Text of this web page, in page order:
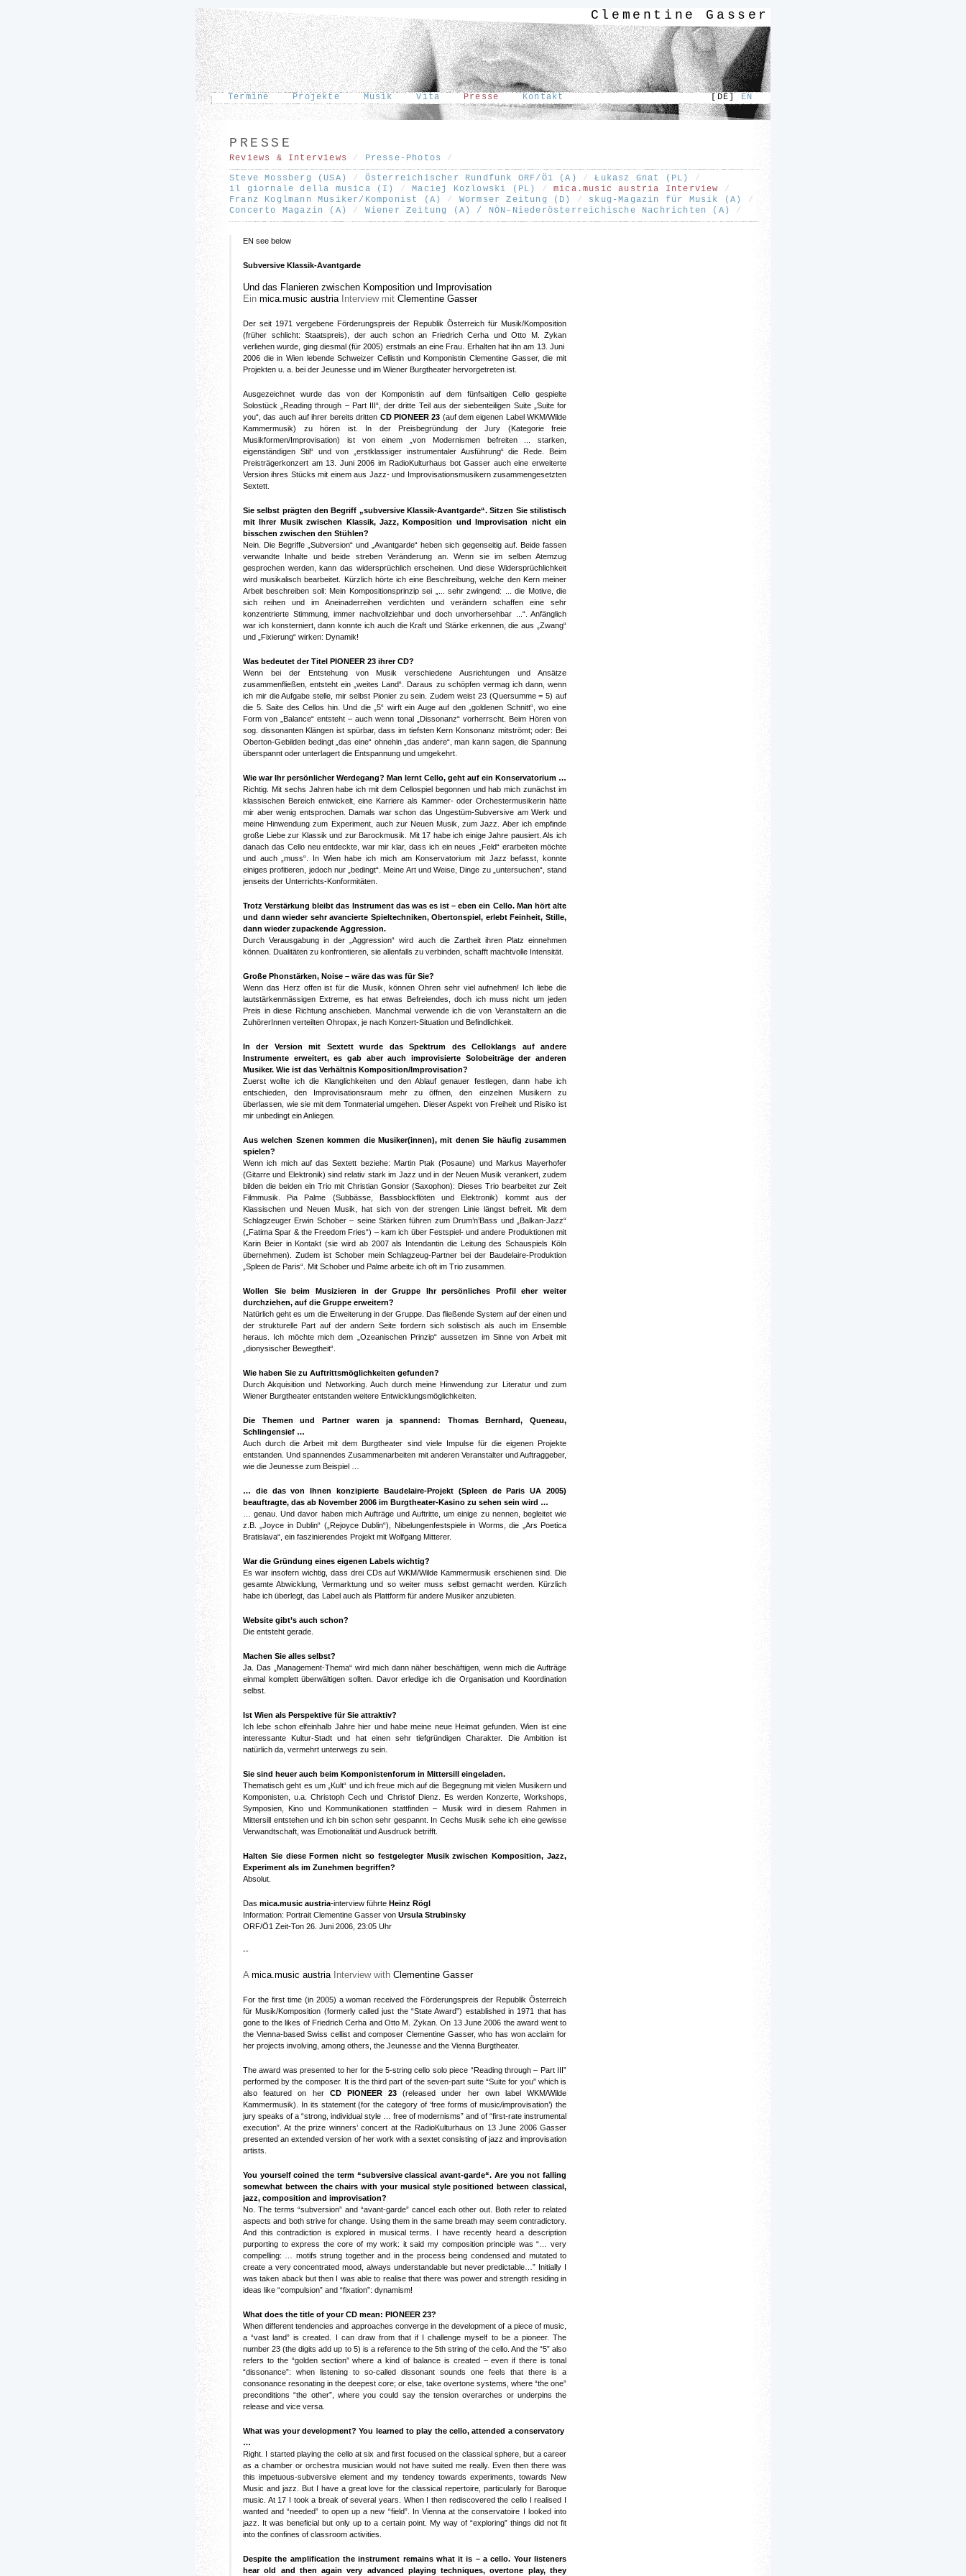
Clementine Gasser
Termine Projekte Musik Vita Presse Kontakt [DE] EN
PRESSE
Reviews & Interviews / Presse-Photos
/
Steve Mossberg (USA)
/ Österreichischer Rundfunk ORF/Ö1 (A) /Łukasz Gnat (PL)
/
il giornale della musica (I)
/Maciej Kozlowski (PL) /mica.music austria Interview
/
Franz Koglmann Musiker/Komponist (A)
/ Wormser Zeitung (D) / skug-Magazin für Musik (A)
/
Concerto Magazin (A)
/ Wiener Zeitung (A) / NÖN–Niederösterreichische Nachrichten (A) /
EN see below
Subversive Klassik-Avantgarde
Und das Flanieren zwischen Komposition und Improvisation
Ein mica.music austria Interview mit Clementine Gasser
Der seit 1971 vergebene Förderungspreis der Republik Österreich für Musik/Komposition
(früher schlicht: Staatspreis), der auch schon an Friedrich Cerha und Otto M. Zykan
verliehen wurde, ging diesmal (für 2005) erstmals an eine Frau. Erhalten hat ihn am 13. Juni
2006 die in Wien lebende Schweizer Cellistin und Komponistin Clementine Gasser, die mit
Projekten u. a. bei der Jeunesse und im Wiener Burgtheater hervorgetreten ist.
Ausgezeichnet wurde das von der Komponistin auf dem fünfsaitigen Cello gespielte
Solostück „Reading through – Part III“, der dritte Teil aus der siebenteiligen Suite „Suite for
you“, das auch auf ihrer bereits dritten CD PIONEER 23 (auf dem eigenen Label WKM/Wilde
Kammermusik) zu hören ist. In der Preisbegründung der Jury (Kategorie freie
Musikformen/Improvisation) ist von einem „von Modernismen befreiten ... starken,
eigenständigen Stil“ und von „erstklassiger instrumentaler Ausführung“ die Rede. Beim
Preisträgerkonzert am 13. Juni 2006 im RadioKulturhaus bot Gasser auch eine erweiterte
Version ihres Stücks mit einem aus Jazz- und Improvisationsmusikern zusammengesetzten
Sextett.
Sie selbst prägten den Begriff „subversive Klassik-Avantgarde“. Sitzen Sie stilistisch
mit Ihrer Musik zwischen Klassik, Jazz, Komposition und Improvisation nicht ein
bisschen zwischen den Stühlen?
Nein. Die Begriffe „Subversion“ und „Avantgarde“ heben sich gegenseitig auf. Beide fassen
verwandte Inhalte und beide streben Veränderung an. Wenn sie im selben Atemzug
gesprochen werden, kann das widersprüchlich erscheinen. Und diese Widersprüchlichkeit
wird musikalisch bearbeitet. Kürzlich hörte ich eine Beschreibung, welche den Kern meiner
Arbeit beschreiben soll: Mein Kompositionsprinzip sei „... sehr zwingend: ... die Motive, die
sich reihen und im Aneinaderreihen verdichten und verändern schaffen eine sehr
konzentrierte Stimmung, immer nachvollziehbar und doch unvorhersehbar ...“. Anfänglich
war ich konsterniert, dann konnte ich auch die Kraft und Stärke erkennen, die aus „Zwang“
und „Fixierung“ wirken: Dynamik!
Was bedeutet der Titel PIONEER 23 ihrer CD?
Wenn bei der Entstehung von Musik verschiedene Ausrichtungen und Ansätze
zusammenfließen, entsteht ein „weites Land“. Daraus zu schöpfen vermag ich dann, wenn
ich mir die Aufgabe stelle, mir selbst Pionier zu sein. Zudem weist 23 (Quersumme = 5) auf
die 5. Saite des Cellos hin. Und die „5“ wirft ein Auge auf den „goldenen Schnitt“, wo eine
Form von „Balance“ entsteht – auch wenn tonal „Dissonanz“ vorherrscht. Beim Hören von
sog. dissonanten Klängen ist spürbar, dass im tiefsten Kern Konsonanz mitströmt; oder: Bei
Oberton-Gebilden bedingt „das eine“ ohnehin „das andere“, man kann sagen, die Spannung
überspannt oder unterlagert die Entspannung und umgekehrt.
Wie war Ihr persönlicher Werdegang? Man lernt Cello, geht auf ein Konservatorium …
Richtig. Mit sechs Jahren habe ich mit dem Cellospiel begonnen und hab mich zunächst im
klassischen Bereich entwickelt, eine Karriere als Kammer- oder Orchestermusikerin hätte
mir aber wenig entsprochen. Damals war schon das Ungestüm-Subversive am Werk und
meine Hinwendung zum Experiment, auch zur Neuen Musik, zum Jazz. Aber ich empfinde
große Liebe zur Klassik und zur Barockmusik. Mit 17 habe ich einige Jahre pausiert. Als ich
danach das Cello neu entdeckte, war mir klar, dass ich ein neues „Feld“ erarbeiten möchte
und auch „muss“. In Wien habe ich mich am Konservatorium mit Jazz befasst, konnte
einiges profitieren, jedoch nur „bedingt“. Meine Art und Weise, Dinge zu „untersuchen“, stand
jenseits der Unterrichts-Konformitäten.
Trotz Verstärkung bleibt das Instrument das was es ist – eben ein Cello. Man hört alte
und dann wieder sehr avancierte Spieltechniken, Obertonspiel, erlebt Feinheit, Stille,
dann wieder zupackende Aggression.
Durch Verausgabung in der „Aggression“ wird auch die Zartheit ihren Platz einnehmen
können. Dualitäten zu konfrontieren, sie allenfalls zu verbinden, schafft machtvolle Intensität.
Große Phonstärken, Noise – wäre das was für Sie?
Wenn das Herz offen ist für die Musik, können Ohren sehr viel aufnehmen! Ich liebe die
lautstärkenmässigen Extreme, es hat etwas Befreiendes, doch ich muss nicht um jeden
Preis in diese Richtung anschieben. Manchmal verwende ich die von Veranstaltern an die
ZuhörerInnen verteilten Ohropax, je nach Konzert-Situation und Befindlichkeit.
In der Version mit Sextett wurde das Spektrum des Celloklangs auf andere
Instrumente erweitert, es gab aber auch improvisierte Solobeiträge der anderen
Musiker. Wie ist das Verhältnis Komposition/Improvisation?
Zuerst wollte ich die Klanglichkeiten und den Ablauf genauer festlegen, dann habe ich
entschieden, den Improvisationsraum mehr zu öffnen, den einzelnen Musikern zu
überlassen, wie sie mit dem Tonmaterial umgehen. Dieser Aspekt von Freiheit und Risiko ist
mir unbedingt ein Anliegen.
Aus welchen Szenen kommen die Musiker(innen), mit denen Sie häufig zusammen
spielen?
Wenn ich mich auf das Sextett beziehe: Martin Ptak (Posaune) und Markus Mayerhofer
(Gitarre und Elektronik) sind relativ stark im Jazz und in der Neuen Musik verankert, zudem
bilden die beiden ein Trio mit Christian Gonsior (Saxophon): Dieses Trio bearbeitet zur Zeit
Filmmusik. Pia Palme (Subbässe, Bassblockflöten und Elektronik) kommt aus der
Klassischen und Neuen Musik, hat sich von der strengen Linie längst befreit. Mit dem
Schlagzeuger Erwin Schober – seine Stärken führen zum Drum’n’Bass und „Balkan-Jazz“
(„Fatima Spar & the Freedom Fries“) – kam ich über Festspiel- und andere Produktionen mit
Karin Beier in Kontakt (sie wird ab 2007 als Intendantin die Leitung des Schauspiels Köln
übernehmen). Zudem ist Schober mein Schlagzeug-Partner bei der Baudelaire-Produktion
„Spleen de Paris“. Mit Schober und Palme arbeite ich oft im Trio zusammen.
Wollen Sie beim Musizieren in der Gruppe Ihr persönliches Profil eher weiter
durchziehen, auf die Gruppe erweitern?
Natürlich geht es um die Erweiterung in der Gruppe. Das fließende System auf der einen und
der strukturelle Part auf der andern Seite fordern sich solistisch als auch im Ensemble
heraus. Ich möchte mich dem „Ozeanischen Prinzip“ aussetzen im Sinne von Arbeit mit
„dionysischer Bewegtheit“.
Wie haben Sie zu Auftrittsmöglichkeiten gefunden?
Durch Akquisition und Networking. Auch durch meine Hinwendung zur Literatur und zum
Wiener Burgtheater entstanden weitere Entwicklungsmöglichkeiten.
Die Themen und Partner waren ja spannend: Thomas Bernhard, Queneau,
Schlingensief …
Auch durch die Arbeit mit dem Burgtheater sind viele Impulse für die eigenen Projekte
entstanden. Und spannendes Zusammenarbeiten mit anderen Veranstalter und Auftraggeber,
wie die Jeunesse zum Beispiel …
… die das von Ihnen konzipierte Baudelaire-Projekt (Spleen de Paris UA 2005)
beauftragte, das ab November 2006 im Burgtheater-Kasino zu sehen sein wird …
… genau. Und davor haben mich Aufträge und Auftritte, um einige zu nennen, begleitet wie
z.B. „Joyce in Dublin“ („Rejoyce Dublin“), Nibelungenfestspiele in Worms, die „Ars Poetica
Bratislava“, ein faszinierendes Projekt mit Wolfgang Mitterer.
War die Gründung eines eigenen Labels wichtig?
Es war insofern wichtig, dass drei CDs auf WKM/Wilde Kammermusik erschienen sind. Die
gesamte Abwicklung, Vermarktung und so weiter muss selbst gemacht werden. Kürzlich
habe ich überlegt, das Label auch als Plattform für andere Musiker anzubieten.
Website gibt’s auch schon?
Die entsteht gerade.
Machen Sie alles selbst?
Ja. Das „Management-Thema“ wird mich dann näher beschäftigen, wenn mich die Aufträge
einmal komplett überwältigen sollten. Davor erledige ich die Organisation und Koordination
selbst.
Ist Wien als Perspektive für Sie attraktiv?
Ich lebe schon elfeinhalb Jahre hier und habe meine neue Heimat gefunden. Wien ist eine
interessante Kultur-Stadt und hat einen sehr tiefgründigen Charakter. Die Ambition ist
natürlich da, vermehrt unterwegs zu sein.
Sie sind heuer auch beim Komponistenforum in Mittersill eingeladen.
Thematisch geht es um „Kult“ und ich freue mich auf die Begegnung mit vielen Musikern und
Komponisten, u.a. Christoph Cech und Christof Dienz. Es werden Konzerte, Workshops,
Symposien, Kino und Kommunikationen stattfinden – Musik wird in diesem Rahmen in
Mittersill entstehen und ich bin schon sehr gespannt. In Cechs Musik sehe ich eine gewisse
Verwandtschaft, was Emotionalität und Ausdruck betrifft.
Halten Sie diese Formen nicht so festgelegter Musik zwischen Komposition, Jazz,
Experiment als im Zunehmen begriffen?
Absolut.
Das mica.music austria-interview führte Heinz Rögl
Information: Portrait Clementine Gasser von Ursula Strubinsky
ORF/Ö1 Zeit-Ton 26. Juni 2006, 23:05 Uhr
--
A mica.music austria Interview with Clementine Gasser
For the first time (in 2005) a woman received the Förderungspreis der Republik Österreich
für Musik/Komposition (formerly called just the “State Award”) established in 1971 that has
gone to the likes of Friedrich Cerha and Otto M. Zykan. On 13 June 2006 the award went to
the Vienna-based Swiss cellist and composer Clementine Gasser, who has won acclaim for
her projects involving, among others, the Jeunesse and the Vienna Burgtheater.
The award was presented to her for the 5-string cello solo piece “Reading through – Part III”
performed by the composer. It is the third part of the seven-part suite “Suite for you” which is
also featured on her CD PIONEER 23
(released under her own label WKM/Wilde
Kammermusik). In its statement (for the category of ‘free forms of music/improvisation’) the
jury speaks of a “strong, individual style … free of modernisms” and of “first-rate instrumental
execution”. At the prize winners’ concert at the RadioKulturhaus on 13 June 2006 Gasser
presented an extended version of her work with a sextet consisting of jazz and improvisation
artists.
You yourself coined the term “subversive classical avant-garde“. Are you not falling
somewhat between the chairs with your musical style positioned between classical,
jazz, composition and improvisation?
No. The terms “subversion” and “avant-garde” cancel each other out. Both refer to related
aspects and both strive for change. Using them in the same breath may seem contradictory.
And this contradiction is explored in musical terms. I have recently heard a description
purporting to express the core of my work: it said my composition principle was “… very
compelling: … motifs strung together and in the process being condensed and mutated to
create a very concentrated mood, always understandable but never predictable…” Initially I
was taken aback but then I was able to realise that there was power and strength residing in
ideas like “compulsion” and “fixation”: dynamism!
What does the title of your CD mean: PIONEER 23?
When different tendencies and approaches converge in the development of a piece of music,
a “vast land” is created. I can draw from that if I challenge myself to be a pioneer. The
number 23 (the digits add up to 5) is a reference to the 5th string of the cello. And the “5” also
refers to the “golden section” where a kind of balance is created – even if there is tonal
“dissonance”: when listening to so-called dissonant sounds one feels that there is a
consonance resonating in the deepest core; or else, take overtone systems, where “the one”
preconditions “the other”, where you could say the tension overarches or underpins the
release and vice versa.
What was your development? You learned to play the cello, attended a conservatory
…
Right. I started playing the cello at six and first focused on the classical sphere, but a career
as a chamber or orchestra musician would not have suited me really. Even then there was
this impetuous-subversive element and my tendency towards experiments, towards New
Music and jazz. But I have a great love for the classical repertoire, particularly for Baroque
music. At 17 I took a break of several years. When I then rediscovered the cello I realised I
wanted and “needed” to open up a new “field”. In Vienna at the conservatoire I looked into
jazz. It was beneficial but only up to a certain point. My way of “exploring” things did not fit
into the confines of classroom activities.
Despite the amplification the instrument remains what it is – a cello. Your listeners
hear old and then again very advanced playing techniques, overtone play, they